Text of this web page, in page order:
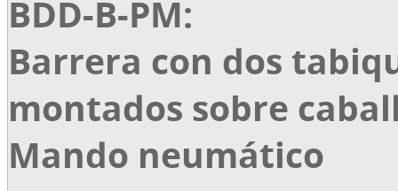
BDD-B-PM:
Barrera con dos
montados sobre
Mando neumático